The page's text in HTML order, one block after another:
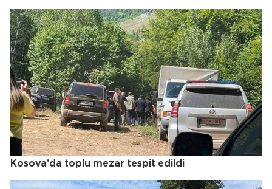
Kosova'da toplu mezar tespit edildi